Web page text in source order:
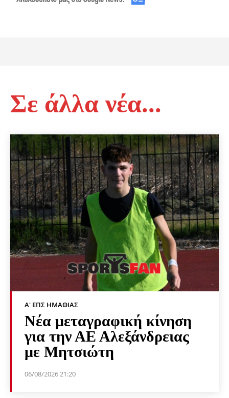
Σε άλλα νέα...
Α' ΕΠΣ ΗΜΑΘΊΑΣ
Νέα μεταγραφική κίνηση
για την ΑΕ Αλεξάνδρειας
με Μητσιώτη
06/08/2026 21:20